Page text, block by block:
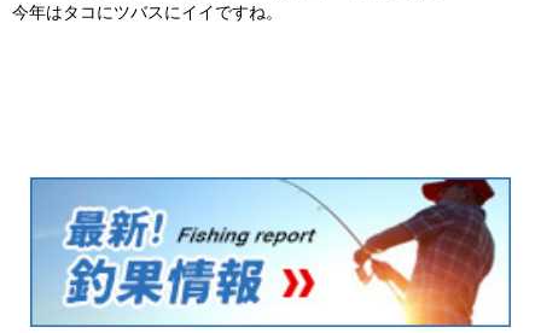
今年はタコにツバスにイイですね。